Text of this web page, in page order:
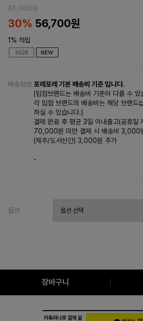
81,000원
30% 56,700원
1% 적립
배송정보 포레포레 기본 배송비 기준 입니다.
(입점브랜드는 배송비 기준이 다를 수 있
각 입점 브랜드의 배송비는 해당 브랜드
하실 수 있습니다.)
결제 완료 후 평균 3일 이내출고(공휴일
70,000원 미만 결제 시 배송비 3,000
(제주/도서산간) 3,000원 추가
-
옵션
장바구니